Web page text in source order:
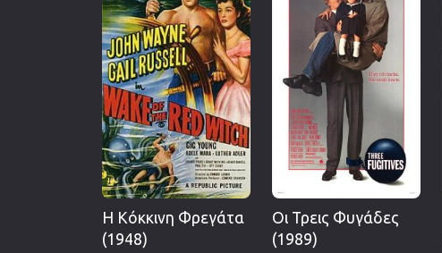
Η Κόκκινη Φρεγάτα
(1948)
Οι Τρεις Φυγάδες
(1989)